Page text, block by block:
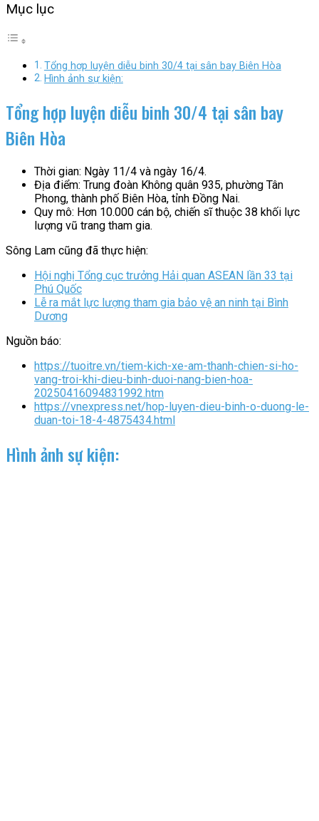
Mục lục
Tổng hợp luyện diễu binh 30/4 tại sân bay Biên Hòa
Hình ảnh sự kiện:
Tổng hợp luyện diễu binh 30/4 tại sân bay
Biên Hòa
Thời gian: Ngày 11/4 và ngày 16/4.
Địa điểm: Trung đoàn Không quân 935, phường Tân
Phong, thành phố Biên Hòa, tỉnh Đồng Nai.
Quy mô: Hơn 10.000 cán bộ, chiến sĩ thuộc 38 khối lực
lượng vũ trang tham gia.
Sông Lam cũng đã thực hiện:
Hội nghị Tổng cục trưởng Hải quan ASEAN lần 33 tại
Phú Quốc
Lễ ra mắt lực lượng tham gia bảo vệ an ninh tại Bình
Dương
Nguồn báo:
https://tuoitre.vn/tiem-kich-xe-am-thanh-chien-si-ho-
vang-troi-khi-dieu-binh-duoi-nang-bien-hoa-
20250416094831992.htm
https://vnexpress.net/hop-luyen-dieu-binh-o-duong-le-
duan-toi-18-4-4875434.html
Hình ảnh sự kiện: